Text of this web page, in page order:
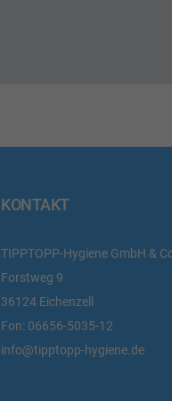
KONTAKT
TIPPTOPP-Hygiene GmbH &
Forstweg 9
36124 Eichenzell
Fon: 06656-5035-12
info@tipptopp-hygiene.de